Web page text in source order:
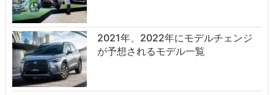
2021年、2022年にモデルチェンジ
が予想されるモデル一覧